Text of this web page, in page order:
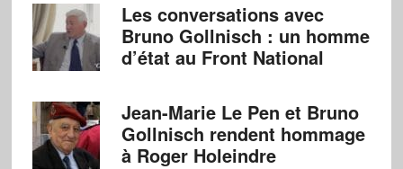
Les conversations avec
Bruno Gollnisch : un homme
d’état au Front National
Jean-Marie Le Pen et Bruno
Gollnisch rendent hommage
à Roger Holeindre